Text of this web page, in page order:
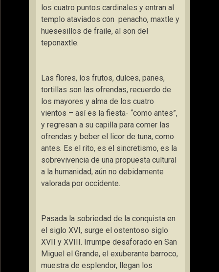
los cuatro puntos cardinales y entran al
templo ataviados con penacho, maxtle y
huesesillos de fraile, al son del
teponaxtle.
Las flores, los frutos, dulces, panes,
tortillas son las ofrendas, recuerdo de
los mayores y alma de los cuatro
vientos – así es la fiesta- “como antes”,
y regresan a su capilla para comer las
ofrendas y beber el licor de tuna, como
antes. Es el rito, es el sincretismo, es la
sobrevivencia de una propuesta cultural
a la humanidad, aún no debidamente
valorada por occidente.
Pasada la sobriedad de la conquista en
el siglo XVI, surge el ostentoso siglo
XVII y XVIII. Irrumpe desaforado en San
Miguel el Grande, el exuberante barroco,
muestra de esplendor, llegan los